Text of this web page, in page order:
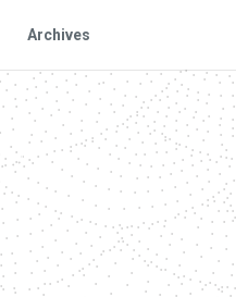
Archives